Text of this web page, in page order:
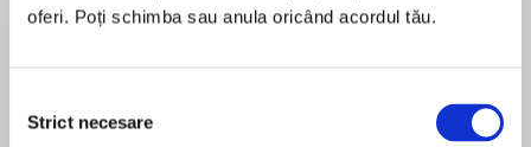
oferi. Poți schimba sau anula oricând acordul tău.
consimțământului
Strict necesare
“Once you visit Silver Springs, you’ll never want
Can you rebuild your life when you’ve got